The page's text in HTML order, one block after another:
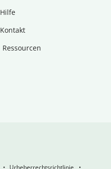
Hilfe
Kontakt
Ressourcen